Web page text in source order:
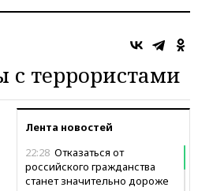
с террористами
Лента новостей
22:28 Отказаться от
российского гражданства
станет значительно дороже